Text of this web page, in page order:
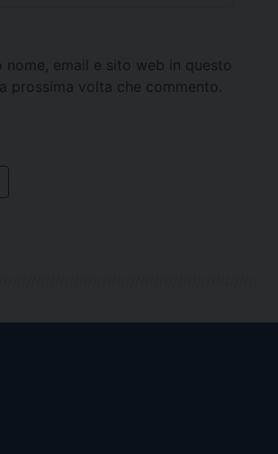
nome, email e sito web in questo
prossima volta che commento.